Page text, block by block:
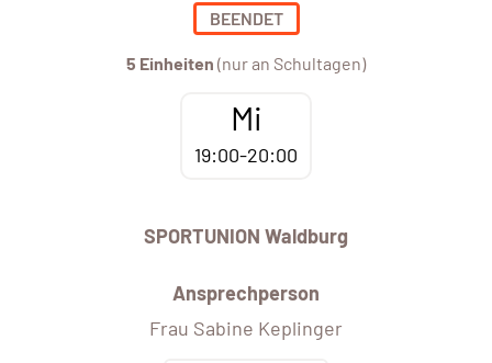
BEENDET
5 Einheiten (nur an Schultagen)
Mi
19:00-20:00
SPORTUNION Waldburg
Ansprechperson
Frau Sabine Keplinger